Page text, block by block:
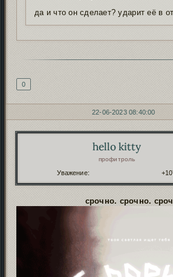
да и что он сделает? ударит её в
0
22-06-2023 08:40:00
hello kitty
профитроль
Уважение:
срочно. срочно.